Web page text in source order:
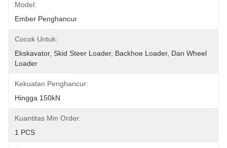
Model:
Ember Penghancur
Cocok Untuk:
Ekskavator, Skid Steer Loader, Backhoe Loader, Dan Wheel
Loader
Kekuatan Penghancur:
Hingga 150kN
Kuantitas Min Order:
1 PCS